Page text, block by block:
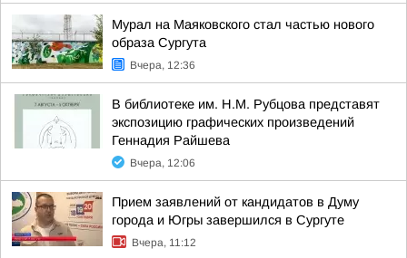
Мурал на Маяковского стал частью нового
образа Сургута
Вчера, 12:36
В библиотеке им. Н.М. Рубцова представят
экспозицию графических произведений
Геннадия Райшева
Вчера, 12:06
Прием заявлений от кандидатов в Думу
города и Югры завершился в Сургуте
Вчера, 11:12